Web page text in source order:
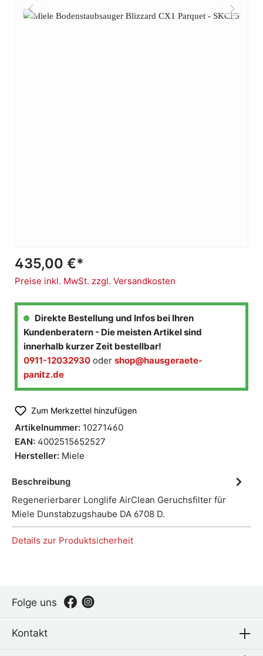
435,00 €*
Preise inkl. MwSt. zzgl. Versandkosten
Direkte Bestellung und Infos bei Ihren
Kundenberatern - Die meisten Artikel sind
innerhalb kurzer Zeit bestellbar!
0911-12032930 oder shop@hausgeraete-
panitz.de
Zum Merkzettel hinzufügen
Artikelnummer: 10271460
EAN: 4002515652527
Hersteller: Miele
Beschreibung
Regenerierbarer Longlife AirClean Geruchsfilter für
Miele Dunstabzugshaube DA 6708 D.
Details zur Produktsicherheit
Kontakt
Folge uns